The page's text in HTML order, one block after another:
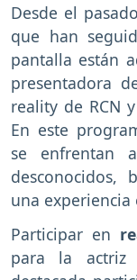
Desde el
que han
pantalla están
presentadora
reality de RCN
En este
se enfrentan
desconocidos,
una experiencia
Participar en
para la actriz